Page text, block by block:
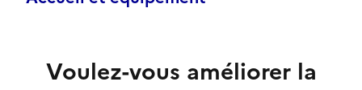
Voulez-vous améliorer la